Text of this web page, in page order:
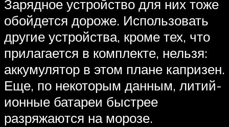
Зарядное устройство для них тоже
обойдется дороже. Использовать
другие устройства, кроме тех, что
прилагается в комплекте, нельзя:
аккумулятор в этом плане капризен.
Еще, по некоторым данным, литий-
ионные батареи быстрее
разряжаются на морозе.